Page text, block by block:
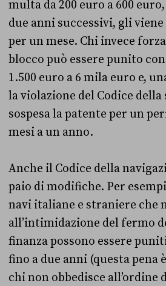
multa da 200 euro a 600
due anni successivi, gli
per un mese. Chi invece
blocco può essere punito
1.500 euro a 6 mila euro e,
la violazione del Codice
sospesa la patente per un
mesi a un anno.
Anche il Codice della
paio di modifiche. Per
navi italiane e straniere che
all’intimidazione del fermo
finanza possono essere
fino a due anni (questa pena
chi non obbedisce all’ordine